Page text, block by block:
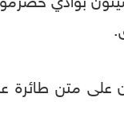
على متن